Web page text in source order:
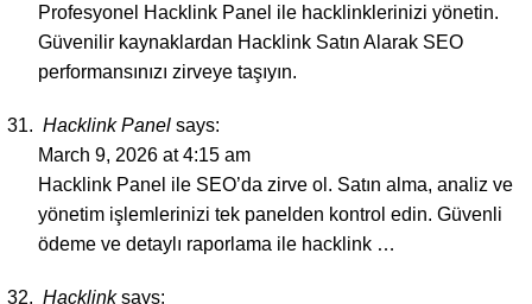
Profesyonel Hacklink Panel ile hacklinklerinizi yönetin.
Güvenilir kaynaklardan Hacklink Satın Alarak SEO
performansınızı zirveye taşıyın.
Hacklink Panel says:
March 9, 2026 at 4:15 am
Hacklink Panel ile SEO’da zirve ol. Satın alma, analiz ve
yönetim işlemlerinizi tek panelden kontrol edin. Güvenli
ödeme ve detaylı raporlama ile hacklink …
Hacklink says: